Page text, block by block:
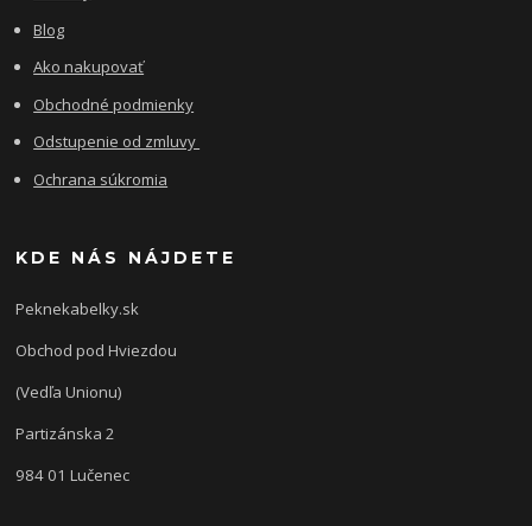
Blog
Ako nakupovať
Obchodné podmienky
Odstupenie od zmluvy
Ochrana súkromia
KDE NÁS NÁJDETE
Peknekabelky.sk
Obchod pod Hviezdou
(Vedľa Unionu)
Partizánska 2
984 01 Lučenec